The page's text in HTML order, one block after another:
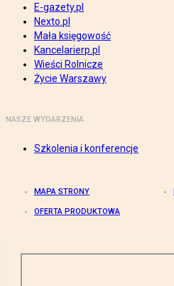
E-gazety.pl
Nexto.pl
Mała księgowość
Kancelarierp.pl
Wieści Rolnicze
Życie Warszawy
NASZE WYDARZENIA
Szkolenia i konferencje
MAPA STRONY
OFERTA PRODUKTOWA